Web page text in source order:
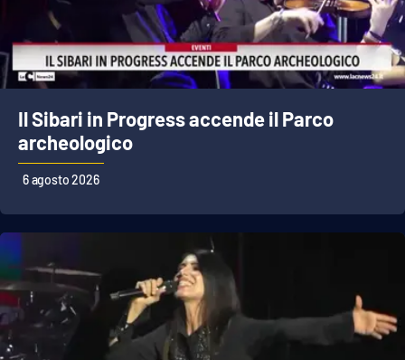
Il Sibari in Progress accende il Parco
archeologico
6 agosto 2026